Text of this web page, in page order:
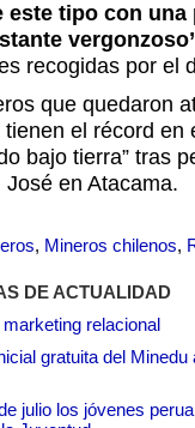
este tipo con
recogidas por el
que quedaron
el récord en
bajo tierra” tras
José en Atacama.
, Mineros chilenos,
DE ACTUALIDAD
relacional
gratuita del
julio los jóvenes